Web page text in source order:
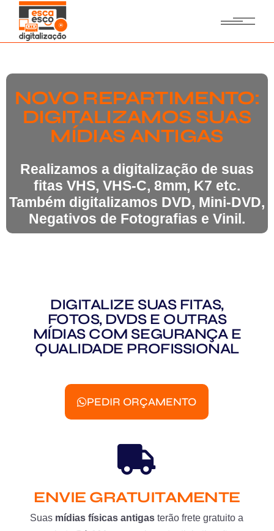
NOVO REPARTIMENTO:
DIGITALIZAMOS SUAS
MÍDIAS ANTIGAS
Realizamos a digitalização de suas
fitas VHS, VHS-C, 8mm, K7 etc.
Também digitalizamos DVD, Mini-DVD,
Negativos de Fotografias e Vinil.
DIGITALIZE SUAS FITAS,
FOTOS, DVDS E OUTRAS
MÍDIAS COM SEGURANÇA E
QUALIDADE PROFISSIONAL
PEDIR ORÇAMENTO
ENVIE GRATUITAMENTE
Suas mídias físicas antigas terão frete gratuito a